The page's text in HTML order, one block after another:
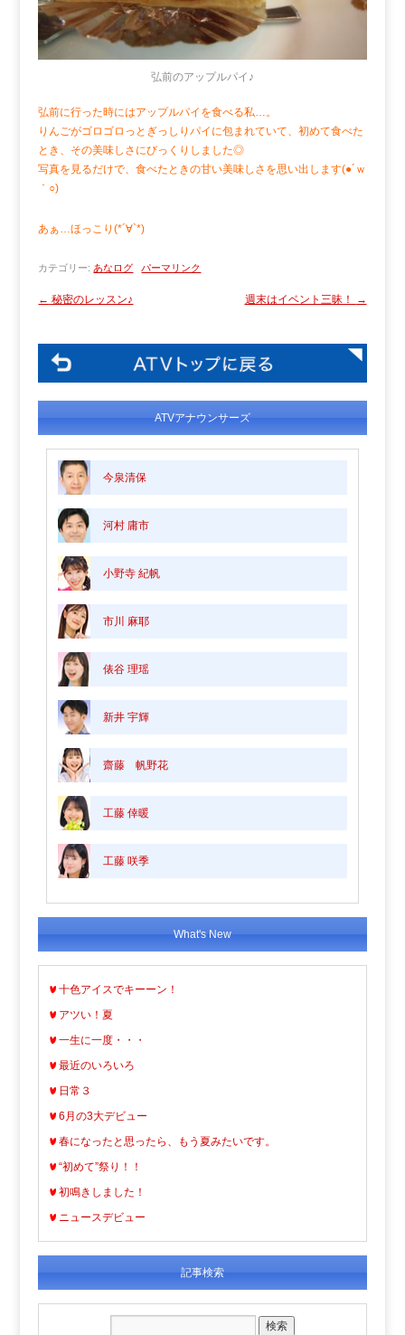
弘前のアップルパイ♪
弘前に行った時にはアップルパイを食べる私…。
りんごがゴロゴロっとぎっしりパイに包まれていて、初めて食べた
とき、その美味しさにびっくりしました◎
写真を見るだけで、食べたときの甘い美味しさを思い出します(●´ｗ
｀○)
あぁ…ほっこり(*´∀`*)
カテゴリー: あなログ パーマリンク
← 秘密のレッスン♪ 週末はイベント三昧！ →
ATVアナウンサーズ
今泉清保
河村 庸市
小野寺 紀帆
市川 麻耶
俵谷 理瑶
新井 宇輝
齋藤 帆野花
工藤 倖暖
工藤 咲季
What's New
十色アイスでキーーン！
アツい！夏
一生に一度・・・
最近のいろいろ
日常３
6月の3大デビュー
春になったと思ったら、もう夏みたいです。
“初めて”祭り！！
初鳴きしました！
ニュースデビュー
記事検索